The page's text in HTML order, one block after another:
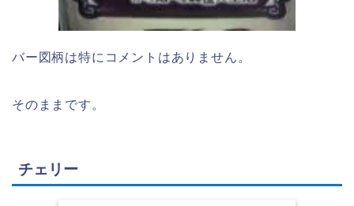
バー図柄は特にコメントはありません。
そのままです。
チェリー